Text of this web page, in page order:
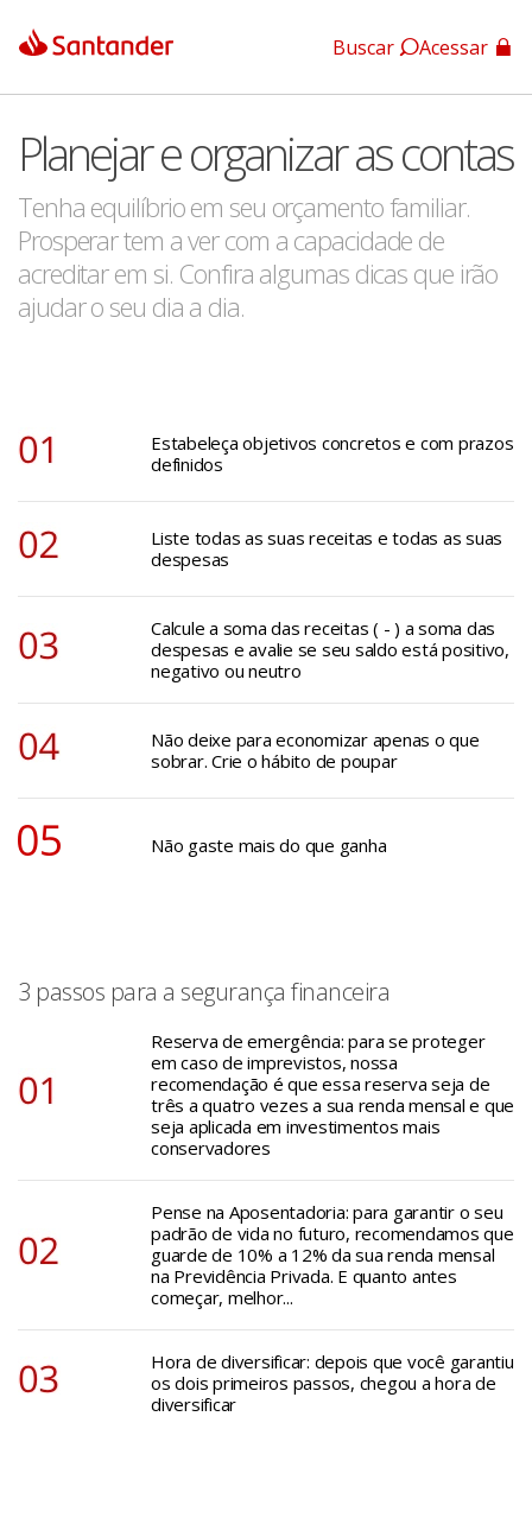
App Santander
App Santander Empresas
Buscar Acessar
Planejar e organizar as contas
Tenha equilíbrio em seu orçamento familiar.
Prosperar tem a ver com a capacidade de
acreditar em si. Confira algumas dicas que irão
ajudar o seu dia a dia.
Estabeleça objetivos concretos e com prazos
definidos
Liste todas as suas receitas e todas as suas
despesas
Calcule a soma das receitas ( - ) a soma das
despesas e avalie se seu saldo está positivo,
negativo ou neutro
Não deixe para economizar apenas o que
sobrar. Crie o hábito de poupar
Não gaste mais do que ganha
3 passos para a segurança financeira
Reserva de emergência: para se proteger
em caso de imprevistos, nossa
recomendação é que essa reserva seja de
três a quatro vezes a sua renda mensal e que
seja aplicada em investimentos mais
conservadores
Pense na Aposentadoria: para garantir o seu
padrão de vida no futuro, recomendamos que
guarde de 10% a 12% da sua renda mensal
na Previdência Privada. E quanto antes
começar, melhor...
Hora de diversificar: depois que você garantiu
os dois primeiros passos, chegou a hora de
diversificar